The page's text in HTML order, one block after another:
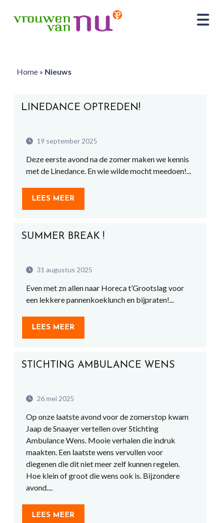
Home» Nieuws
LINEDANCE OPTREDEN!
19 september 2025
Deze eerste avond na de zomer maken we kennis
met de Linedance. En wie wilde mocht meedoen!...
LEES MEER
SUMMER BREAK !
31 augustus 2025
Even met zn allen naar Horeca t’Grootslag voor
een lekkere pannenkoeklunch en bijpraten!...
LEES MEER
STICHTING AMBULANCE WENS
26 mei 2025
Op onze laatste avond voor de zomerstop kwam
Jaap de Snaayer vertellen over Stichting
Ambulance Wens. Mooie verhalen die indruk
maakten. Een laatste wens vervullen voor
diegenen die dit niet meer zelf kunnen regelen.
Hoe klein of groot die wens ook is. Bijzondere
avond....
LEES MEER